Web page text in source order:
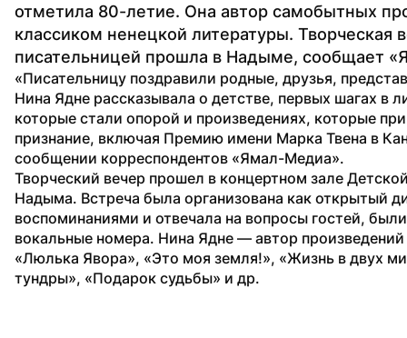
отметила 80-летие. Она автор самобытных
классиком ненецкой литературы. Творческая
писательницей прошла в Надыме, сообщает
«Писательницу поздравили родные, друзья,
Нина Ядне рассказывала о детстве, первых шагах в
которые стали опорой и произведениях, которые
признание, включая Премию имени Марка Твена в
сообщении корреспондентов «Ямал-Медиа».
Творческий вечер прошел в концертном зале
Надыма. Встреча была организована как открытый
воспоминаниями и отвечала на вопросы гостей,
вокальные номера. Нина Ядне — автор
«Люлька Явора», «Это моя земля!», «Жизнь в двух
тундры», «Подарок судьбы» и др.